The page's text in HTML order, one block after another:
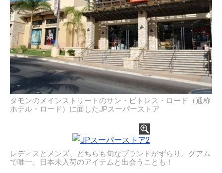
タモンのメインストリートのサン・ビトレス・ロード（通称
ホテル・ロード）に面したJPスーパーストア
レディスとメンズ、どちらも旬なブランドがずらり。グアム
で唯一、日本未入荷のアイテムと出会うことも！